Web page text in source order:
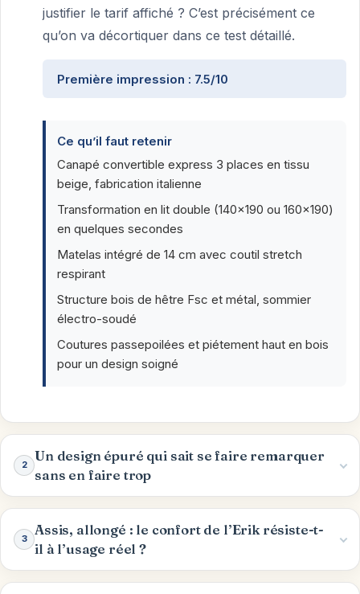
justifier le tarif affiché ? C’est précisément ce
qu’on va décortiquer dans ce test détaillé.
Première impression : 7.5/10
Ce qu’il faut retenir
Canapé convertible express 3 places en tissu
beige, fabrication italienne
Transformation en lit double (140×190 ou 160×190)
en quelques secondes
Matelas intégré de 14 cm avec coutil stretch
respirant
Structure bois de hêtre Fsc et métal, sommier
électro-soudé
Coutures passepoilées et piétement haut en bois
pour un design soigné
2
Un design épuré qui sait se faire remarquer
sans en faire trop
3
Assis, allongé : le confort de l’Erik résiste-t-
il à l’usage réel ?